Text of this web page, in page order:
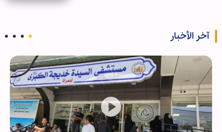
آخر الأخبار